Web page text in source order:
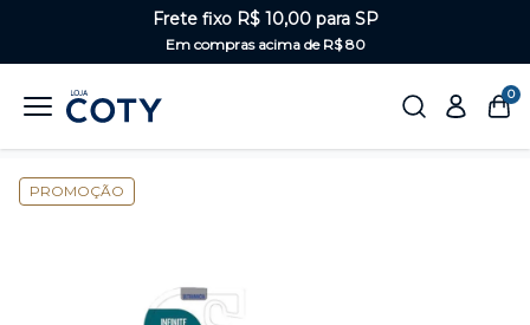
Frete fixo R$ 10,00 para SP
Em compras acima de R$ 80
0
PROMOÇÃO